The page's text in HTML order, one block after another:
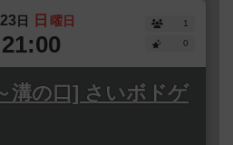
23日 日 曜日
1
0
溝の口] さいボドゲ